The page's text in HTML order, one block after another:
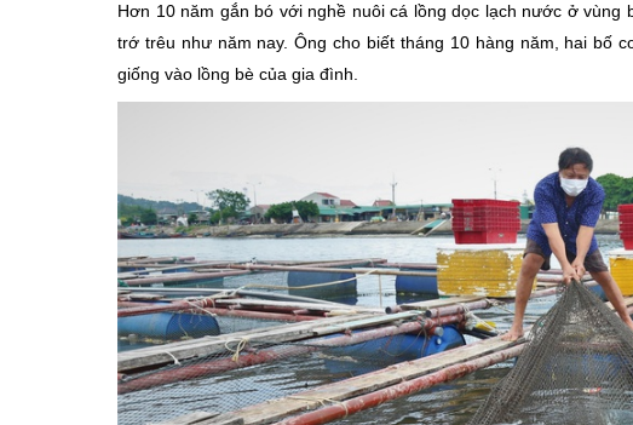
Hơn 10 năm gắn bó với nghề nuôi cá lồng dọc lạch nước ở
trớ trêu như năm nay. Ông cho biết tháng 10 hàng năm, hai bố
giống vào lồng bè của gia đình.